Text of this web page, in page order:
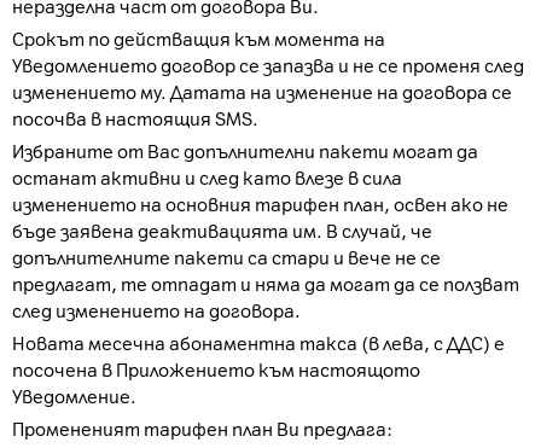
неразделна част от договора Ви.
Срокът по действащия към момента на
Уведомлението договор се запазва и не се променя след
изменението му. Датата на изменение на договора се
посочва в настоящия SMS.
Избраните от Вас допълнителни пакети могат да
останат активни и след като влезе в сила
изменението на основния тарифен план, освен ако не
бъде заявена деактивацията им. В случай, че
допълнителните пакети са стари и вече не се
предлагат, те отпадат и няма да могат да се ползват
след изменението на договора.
Новата месечна абонаментна такса (в лева, с ДДС) е
посочена в Приложението към настоящото
Уведомление.
Промененият тарифен план Ви предлага: